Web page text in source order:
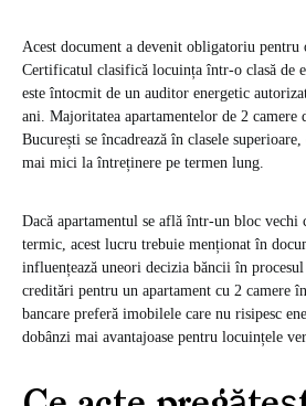
Acest document a devenit obligatoriu
Certificatul clasifică locuința într-o clasă de
este întocmit de un auditor energetic
ani. Majoritatea apartamentelor de 2
București se încadrează în clasele
mai mici la întreținere pe termen lung.
Dacă apartamentul se află într-un bloc vechi
termic, acest lucru trebuie menționat în
influențează uneori decizia băncii în
creditări pentru un apartament cu 2 camere
bancare preferă imobilele care nu risipesc
dobânzi mai avantajoase pentru locuințele